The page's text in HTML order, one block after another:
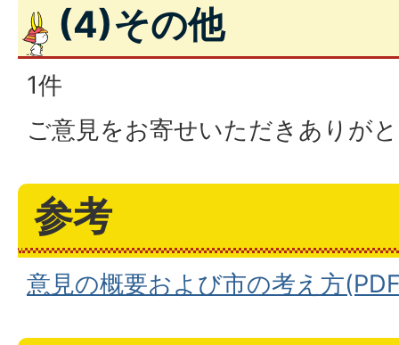
(4)その他
1件
ご意見をお寄せいただきありが
参考
意見の概要および市の考え方